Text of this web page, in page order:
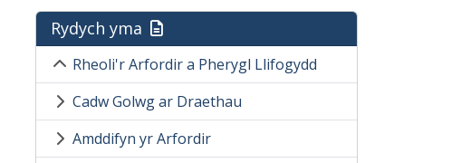
Rydych yma
Rheoli'r Arfordir a Pherygl Llifogydd
Cadw Golwg ar Draethau
Amddifyn yr Arfordir